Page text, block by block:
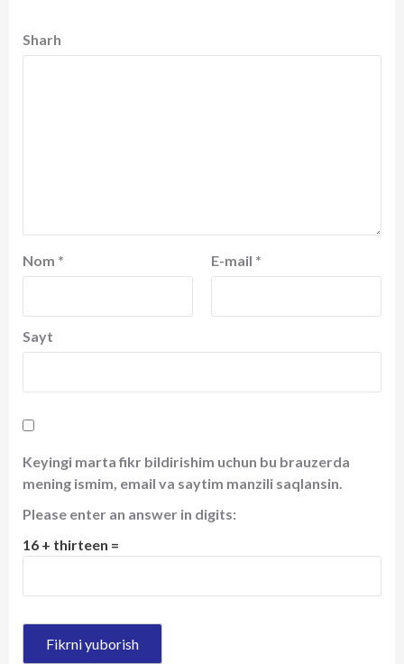
Sharh
Nom * E-mail *
Sayt
Keyingi marta fikr bildirishim uchun bu brauzerda
mening ismim, email va saytim manzili saqlansin.
Please enter an answer in digits:
16 + thirteen =